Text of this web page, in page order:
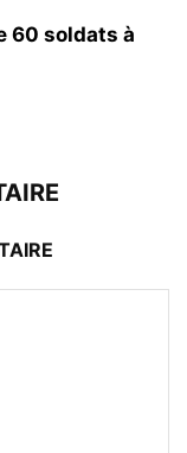
60 soldats à